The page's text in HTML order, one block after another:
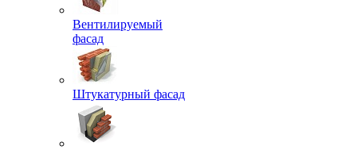
Вентилируемый
фасад
Штукатурный фасад